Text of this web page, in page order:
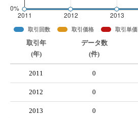
取引回数 取引価格 取引単価
取引年
(年)
データ数
(件)
2011 0
2012 0
2013 0